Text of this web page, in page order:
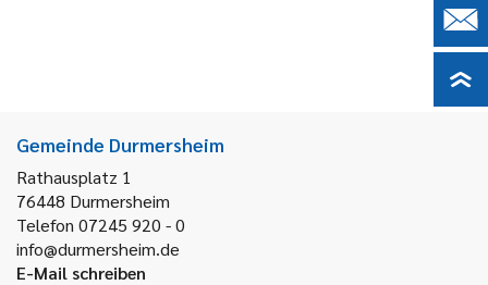
Gemeinde Durmersheim
Rathausplatz 1
76448 Durmersheim
Telefon 07245 920 - 0
info@durmersheim.de
E-Mail schreiben